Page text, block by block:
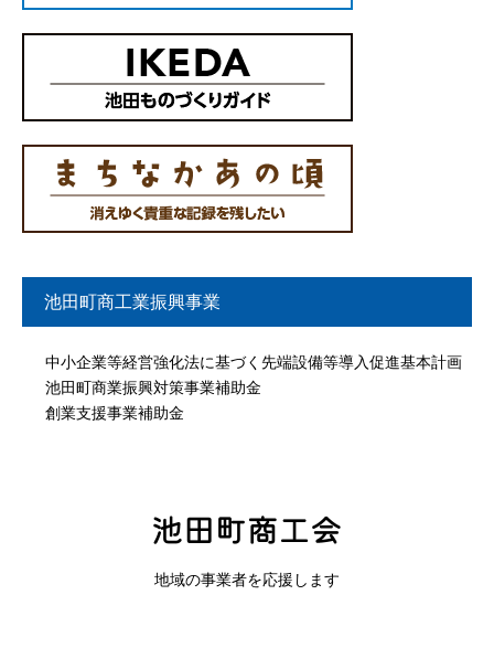
池田町商工業振興事業
中小企業等経営強化法に基づく先端設備等導入促進基本計画
池田町商業振興対策事業補助金
創業支援事業補助金
地域の事業者を応援します